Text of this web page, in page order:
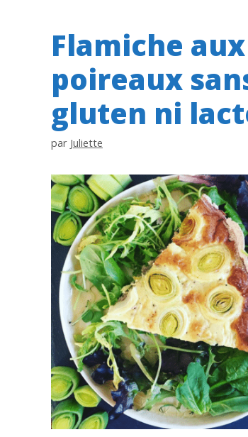
Flamiche aux
poireaux
gluten ni
par Juliette